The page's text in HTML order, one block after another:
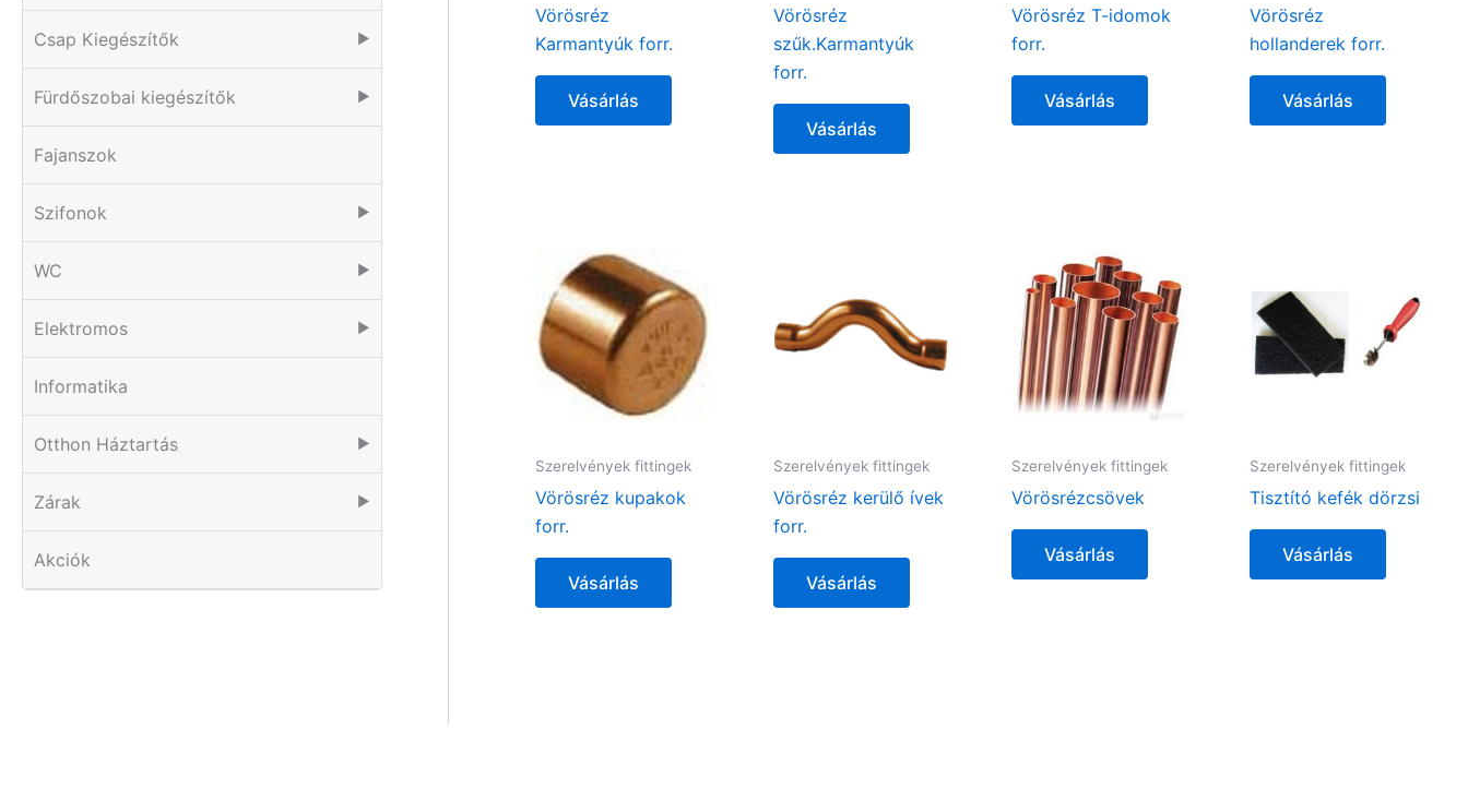
Csap Kiegészítők ▶
Fürdőszobai kiegészítők ▶
Fajanszok
Szifonok ▶
WC ▶
Elektromos ▶
Informatika
Otthon Háztartás ▶
Zárak ▶
Akciók
Vörösréz
Karmantyúk forr.
Vásárlás
Vörösréz
szűk.Karmantyúk
forr.
Vásárlás
Vörösréz T-idomok
forr.
Vásárlás
Vörösréz
hollanderek forr.
Vásárlás
Szerelvények fittingek
Vörösréz kupakok
forr.
Vásárlás
Szerelvények fittingek
Vörösréz kerülő ívek
forr.
Vásárlás
Szerelvények fittingek
Vörösrézcsövek
Vásárlás
Szerelvények fittingek
Tisztító kefék dörzsi
Vásárlás